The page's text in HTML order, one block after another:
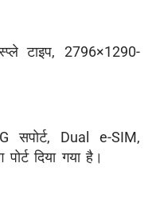
टाइप, 2796×1290-
Dual e-SIM,
दिया गया है।